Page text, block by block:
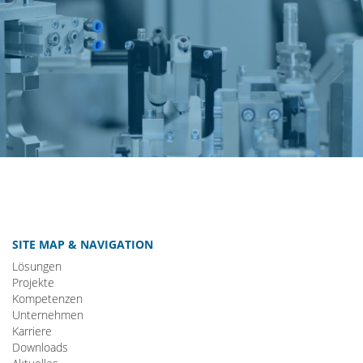
SITE MAP & NAVIGATION
Lösungen
Projekte
Kompetenzen
Unternehmen
Karriere
Downloads